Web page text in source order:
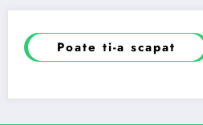
Poate ti-a scapat